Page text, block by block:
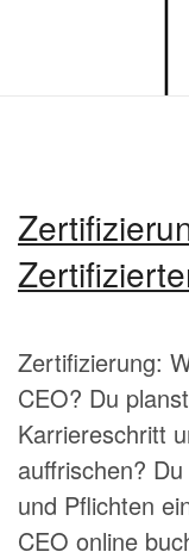
Hauptinhalt
Zertifizierung:
CEO? Du
Karriereschritt
auffrischen?
und Pflichten
CEO online